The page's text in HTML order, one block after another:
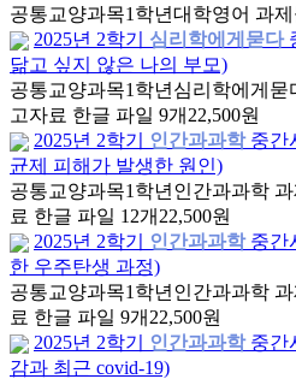
공통교양과목1학년대학영어 과
2025년 2학기
심리학에게묻다
닮고 싶지 않은 나의 부모)
공통교양과목1학년 심리학에게묻
고자료 한글 파일 9개 22,500원
2025년 2학기
인간과과학 중간
균제 피해가 발생한 원인)
공통교양과목1학년 인간과과학
료 한글 파일 12개 22,500원
2025년 2학기
인간과과학 중간
한 우주탄생 과정)
공통교양과목1학년 인간과과학
료 한글 파일 9개 22,500원
2025년 2학기
인간과과학 중간
감과 최근 covid-19)